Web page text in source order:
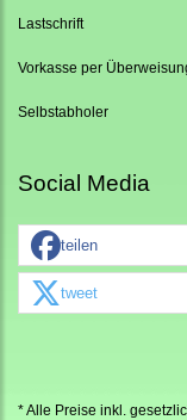
Lastschrift
Vorkasse per
Selbstabholer
Social Media
teilen
tweet
* Alle Preise inkl.